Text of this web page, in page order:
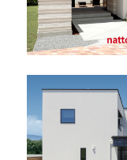
Blue Style
キママプラス
納得リフォームス